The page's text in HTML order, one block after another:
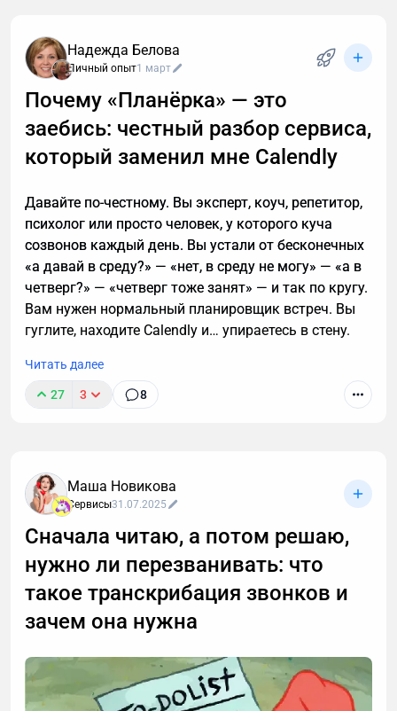
интересны кредиты, консультации и прочие услуги.
Если вы тревожитесь упустить действительно
важный разговор, например, ждете курьера, то я
расскажу, почему стоит делегировать телефонные
звонки мне.
Надежда Белова
Личный опыт1 март
Почему «Планёрка» — это
заебись: честный разбор сервиса,
который заменил мне Calendly
Давайте по-честному. Вы эксперт, коуч, репетитор,
психолог или просто человек, у которого куча
созвонов каждый день. Вы устали от бесконечных
«а давай в среду?» — «нет, в среду не могу» — «а в
четверг?» — «четверг тоже занят» — и так по кругу.
Вам нужен нормальный планировщик встреч. Вы
гуглите, находите Calendly и… упираетесь в стену.
Читать далее
27 3 8
Маша Новикова
Сервисы31.07.2025
Сначала читаю, а потом решаю,
нужно ли перезванивать: что
такое транскрибация звонков и
зачем она нужна